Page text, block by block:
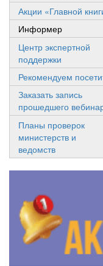
Акции «Главной
Информер
Центр экспертной
поддержки
Рекомендуем
Заказать запись
прошедшего
Планы проверок
министерств и
ведомств